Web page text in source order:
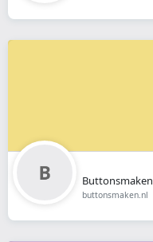
Buttonsmaken
buttonsmaken.nl